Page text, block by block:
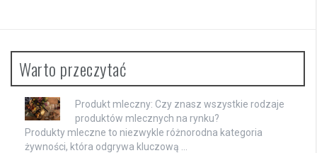
Warto przeczytać
Produkt mleczny: Czy znasz wszystkie rodzaje
produktów mlecznych na rynku?
Produkty mleczne to niezwykle różnorodna kategoria
żywności, która odgrywa kluczową …